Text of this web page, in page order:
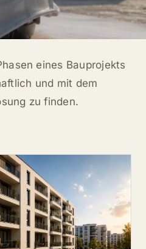
eines Bauprojekts
und mit dem
zu finden.